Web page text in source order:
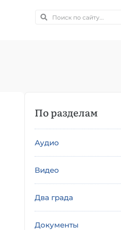
По разделам
Аудио
Видео
Два града
Документы